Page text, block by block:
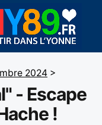
2024 >
- Escape
!